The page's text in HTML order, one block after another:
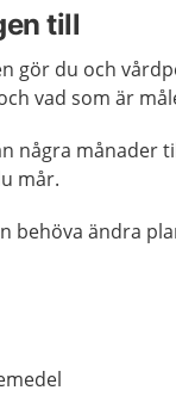
till
gör du och
vad som är
några månader
mår.
behöva ändra